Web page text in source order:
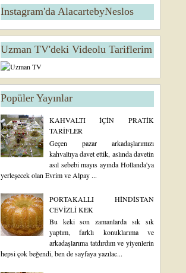
Instagram'da AlacartebyNeslos
Uzman TV'deki Videolu Tariflerim
Popüler Yayınlar
KAHVALTI İÇİN PRATİK
TARİFLER
Geçen pazar arkadaşlarımızı
kahvaltıya davet ettik, aslında davetin
asıl sebebi mayıs ayında Hollanda'ya
yerleşecek olan Evrim ve Alpay ...
PORTAKALLI HİNDİSTAN
CEVİZLİ KEK
Bu keki son zamanlarda sık sık
yaptım, farklı konuklarıma ve
arkadaşlarıma tatdırdım ve yiyenlerin
hepsi çok beğendi, ben de sayfaya yazılac...